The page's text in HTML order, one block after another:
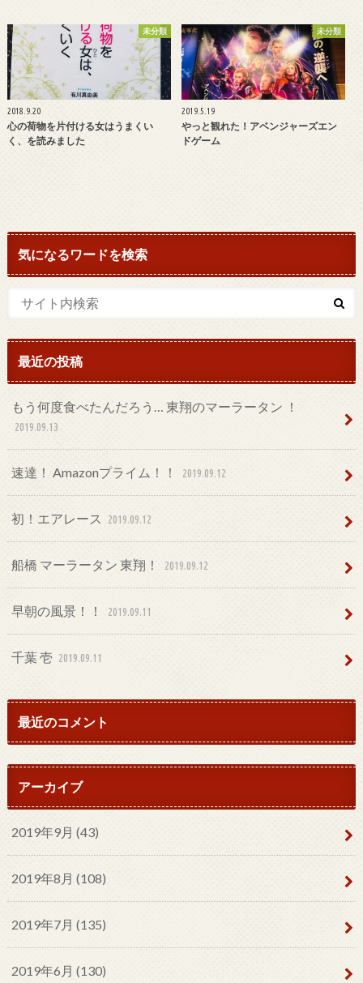
未分類
2018.9.20
心の荷物を片付ける女はうまくい
く、を読みました
未分類
2019.5.19
やっと観れた！アベンジャーズエン
ドゲーム
気になるワードを検索
最近の投稿
もう何度食べたんだろう… 東翔のマーラータン ！
2019.09.13
速達！ Amazonプライム！！ 2019.09.12
初！エアレース 2019.09.12
船橋 マーラータン 東翔！ 2019.09.12
早朝の風景！！ 2019.09.11
千葉 壱 2019.09.11
最近のコメント
アーカイブ
2019年9月 (43)
2019年8月 (108)
2019年7月 (135)
2019年6月 (130)